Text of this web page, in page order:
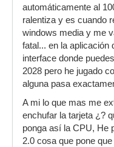
automáticamente al
ralentiza y es cuando
windows media y me
fatal... en la aplicación
interface donde
2028 pero he jugado
alguna pasa
A mi lo que mas me
enchufar la tarjeta ¿?
ponga así la CPU, He
2.0 cosa que pone